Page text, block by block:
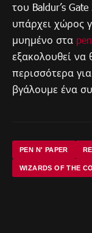
του Baldur’s
υπάρχει χώρος
μυημένο στα
εξακολουθεί να
περισσότερα
βγάλουμε ένα
PEN N' PAPER
WIZARDS OF THE